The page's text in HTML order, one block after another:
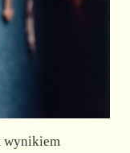
wynikiem